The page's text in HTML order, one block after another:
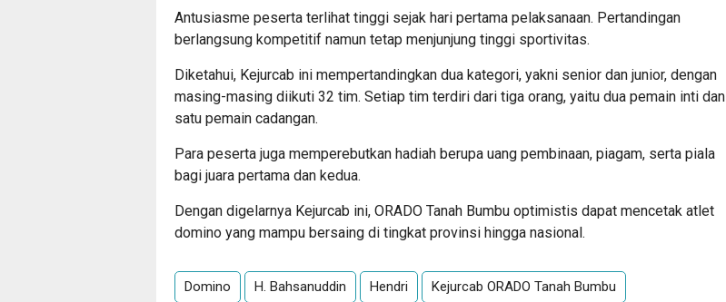
Antusiasme peserta terlihat tinggi sejak hari pertama pelaksanaan. Pertandingan
berlangsung kompetitif namun tetap menjunjung tinggi sportivitas.
Diketahui, Kejurcab ini mempertandingkan dua kategori, yakni senior dan junior, dengan
masing-masing diikuti 32 tim. Setiap tim terdiri dari tiga orang, yaitu dua pemain inti dan
satu pemain cadangan.
Para peserta juga memperebutkan hadiah berupa uang pembinaan, piagam, serta piala
bagi juara pertama dan kedua.
Dengan digelarnya Kejurcab ini, ORADO Tanah Bumbu optimistis dapat mencetak atlet
domino yang mampu bersaing di tingkat provinsi hingga nasional.
Domino H. Bahsanuddin Hendri Kejurcab ORADO Tanah Bumbu